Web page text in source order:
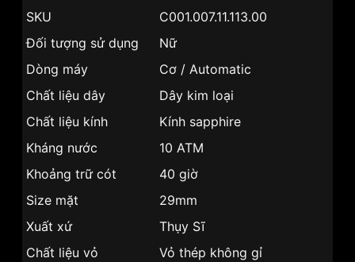
SKU
C001.007.11.113.00
Đối tượng sử dụng
Nữ
Dòng máy
Cơ / Automatic
Chất liệu dây
Dây kim loại
Chất liệu kính
Kính sapphire
Kháng nước
10 ATM
Khoảng trữ cót
40 giờ
Size mặt
29mm
Xuất xứ
Thụy Sĩ
Chất liệu vỏ
Vỏ thép không gỉ